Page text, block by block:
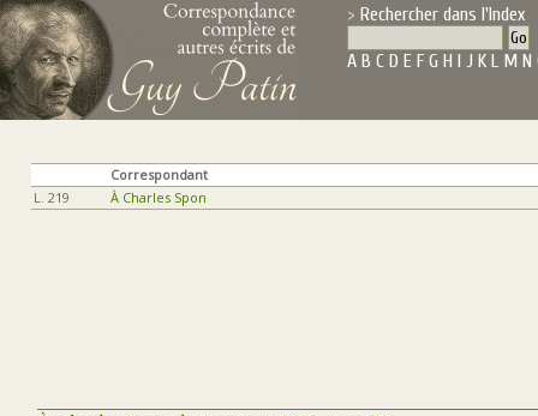
Rechercher dans l'Index
A B C D E F G H I J K L M N